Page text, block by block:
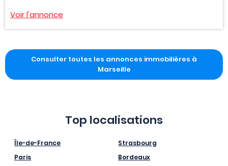
Voir l'annonce
Consulter toutes les annonces immobilières à
Marseille
Top localisations
Île-de-France
Paris
Strasbourg
Bordeaux